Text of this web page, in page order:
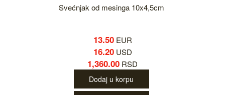
Svećnjak od mesinga 10x4,5cm
13.50EUR
16.20USD
1,360.00 RSD
Dodaj u korpu